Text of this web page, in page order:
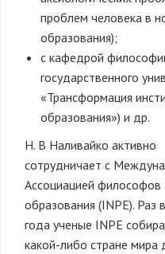
проблем человека в
образования);
с кафедрой
государственного
«Трансформация
образования») и др.
Н. В Наливайко активно
сотрудничает с
Ассоциацией философов
образования (INPE). Раз
года ученые INPE
какой-либо стране мира